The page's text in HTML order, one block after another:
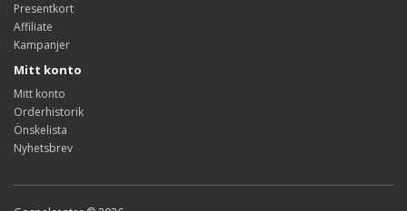
Presentkort
Affiliate
Kampanjer
Mitt konto
Mitt konto
Orderhistorik
Önskelista
Nyhetsbrev